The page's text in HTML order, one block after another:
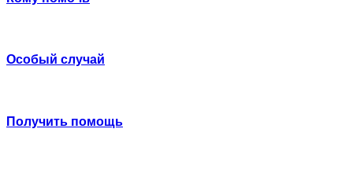
Особый случай
Получить помощь